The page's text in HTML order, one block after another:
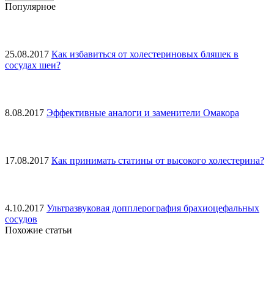
Популярное
25.08.2017 Как избавиться от холестериновых бляшек в
сосудах шеи?
8.08.2017 Эффективные аналоги и заменители Омакора
17.08.2017 Как принимать статины от высокого холестерина?
4.10.2017 Ультразвуковая допплерография брахиоцефальных
сосудов
Похожие статьи